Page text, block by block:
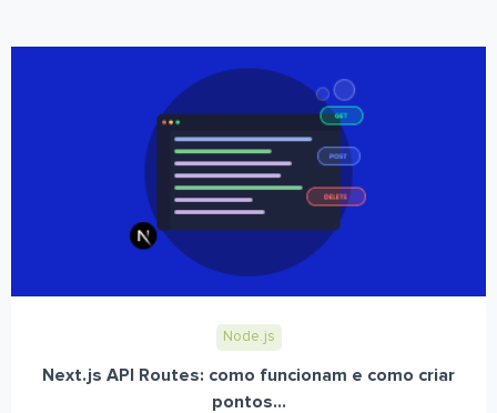
Node.js
Next.js API Routes: como funcionam e como criar
pontos...